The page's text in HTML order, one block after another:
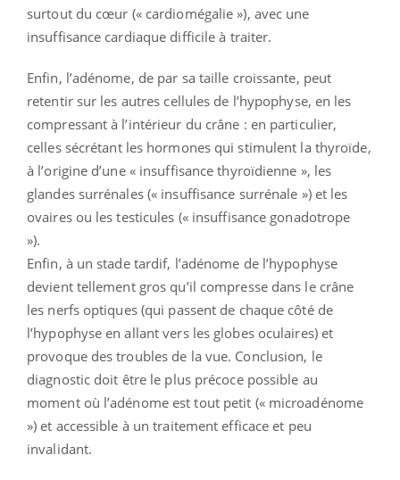
surtout du cœur (« cardiomégalie »), avec une
insuffisance cardiaque difficile à traiter.
Enfin, l’adénome, de par sa taille croissante, peut
retentir sur les autres cellules de l’hypophyse, en les
compressant à l’intérieur du crâne : en particulier,
celles sécrétant les hormones qui stimulent la thyroïde,
à l’origine d’une « insuffisance thyroïdienne », les
glandes surrénales (« insuffisance surrénale ») et les
ovaires ou les testicules (« insuffisance gonadotrope
»).
Enfin, à un stade tardif, l’adénome de l’hypophyse
devient tellement gros qu’il compresse dans le crâne
les nerfs optiques (qui passent de chaque côté de
l’hypophyse en allant vers les globes oculaires) et
provoque des troubles de la vue. Conclusion, le
diagnostic doit être le plus précoce possible au
moment où l’adénome est tout petit (« microadénome
») et accessible à un traitement efficace et peu
invalidant.